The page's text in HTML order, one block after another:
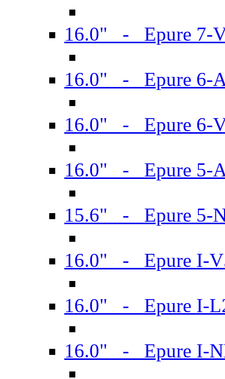
16.0" - Epure 7-
16.0" - Epure 6-
16.0" - Epure 6-
16.0" - Epure 5-
15.6" - Epure 5-
16.0" - Epure I-
16.0" - Epure I-
16.0" - Epure I-